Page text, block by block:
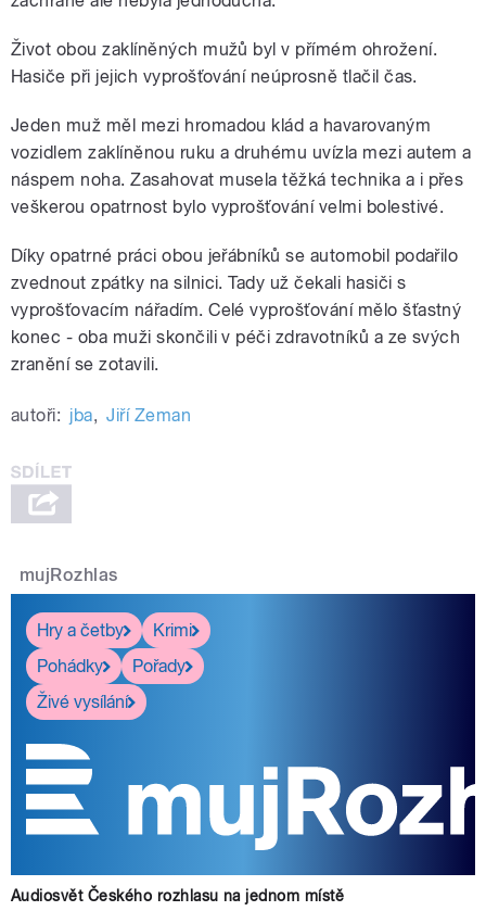
Život obou zaklíněných mužů byl v přímém ohrožení.
Hasiče při jejich vyprošťování neúprosně tlačil čas.
Jeden muž měl mezi hromadou klád a havarovaným
vozidlem zaklíněnou ruku a druhému uvízla mezi autem a
náspem noha. Zasahovat musela těžká technika a i přes
veškerou opatrnost bylo vyprošťování velmi bolestivé.
Díky opatrné práci obou jeřábníků se automobil podařilo
zvednout zpátky na silnici. Tady už čekali hasiči s
vyprošťovacím nářadím. Celé vyprošťování mělo šťastný
konec - oba muži skončili v péči zdravotníků a ze svých
zranění se zotavili.
autoři: jba, Jiří Zeman
mujRozhlas
Hry a četby
Krimi
Pohádky
Pořady
Živé vysílání
Audiosvět Českého rozhlasu na jednom místě